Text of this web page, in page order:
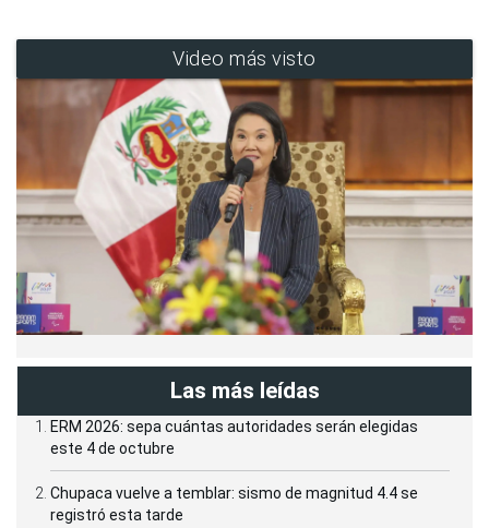
Video más visto
Las más leídas
ERM 2026: sepa cuántas autoridades serán elegidas
este 4 de octubre
Chupaca vuelve a temblar: sismo de magnitud 4.4 se
registró esta tarde